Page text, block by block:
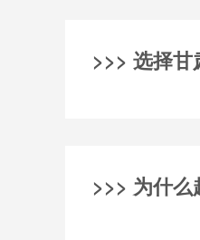
>>> 选择甘
>>> 为什